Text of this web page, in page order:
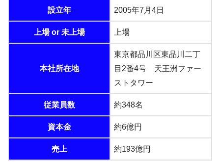
設立年 2005年7月4日
上場 or 未上場 上場
本社所在地
東京都品川区東品川二丁
目2番4号 天王洲ファー
ストタワー
従業員数 約348名
資本金 約6億円
売上 約193億円